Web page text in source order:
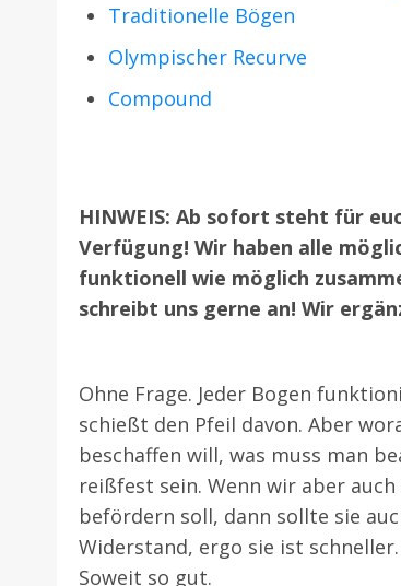
Traditionelle Bögen
Olympischer Recurve
Compound
HINWEIS: Ab sofort steht für
Verfügung! Wir haben alle
funktionell wie möglich
schreibt uns gerne an! Wir
Ohne Frage. Jeder Bogen
schießt den Pfeil davon. Aber
beschaffen will, was muss man
reißfest sein. Wenn wir aber
befördern soll, dann sollte sie
Widerstand, ergo sie ist
Soweit so gut.